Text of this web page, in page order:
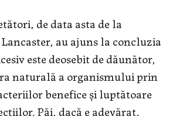
de data asta de la
au ajuns la concluzia
este deosebit de dăunător,
naturală a organismului prin
benefice şi luptătoare
Păi, dacă e adevărat,